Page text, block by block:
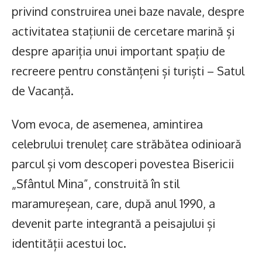
privind construirea unei baze navale, despre
activitatea stațiunii de cercetare marină și
despre apariția unui important spațiu de
recreere pentru constănțeni și turiști – Satul
de Vacanță.
Vom evoca, de asemenea, amintirea
celebrului trenuleț care străbătea odinioară
parcul și vom descoperi povestea Bisericii
„Sfântul Mina”, construită în stil
maramureșean, care, după anul 1990, a
devenit parte integrantă a peisajului și
identității acestui loc.